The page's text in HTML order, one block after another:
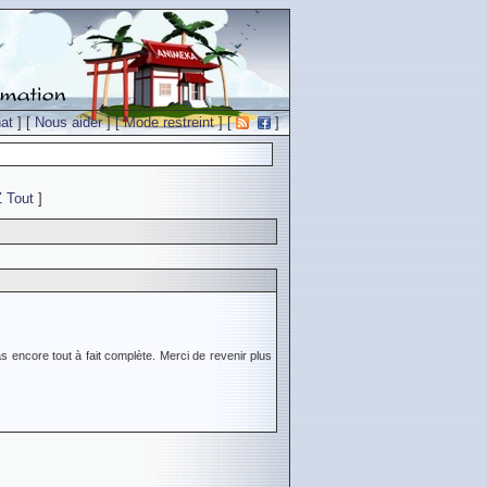
] [Nous aider] [Mode restreint] [ ]
Tout ]
encore tout à fait complète. Merci de revenir plus